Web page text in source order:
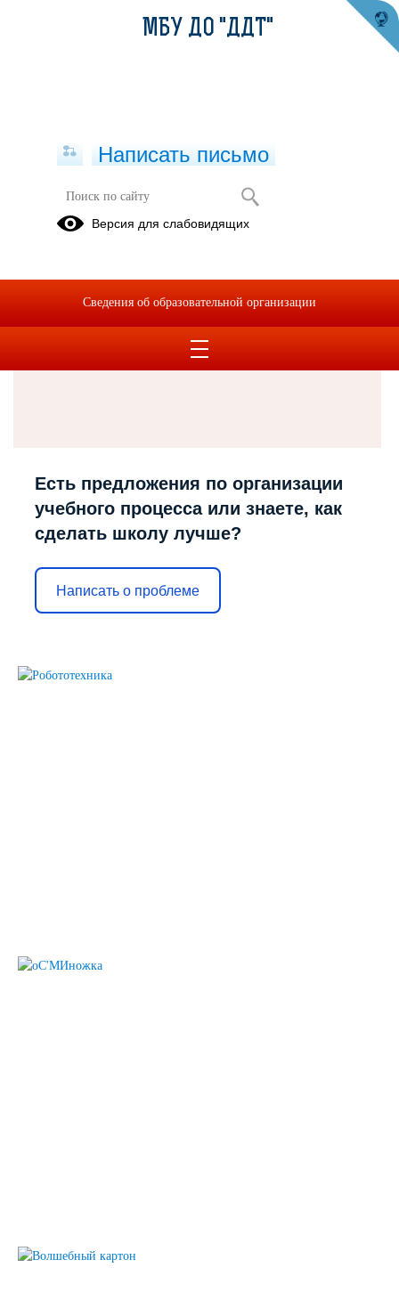
Есть предложения по организации
учебного процесса или знаете, как
сделать школу лучше?
Написать о проблеме
МБУ ДО "ДДТ"
Написать письмо
Версия для слабовидящих
Сведения об образовательной организации